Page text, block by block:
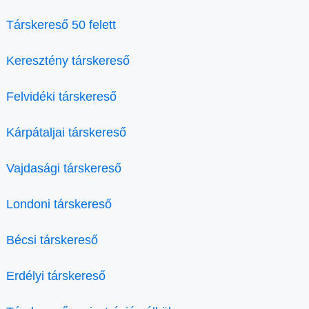
Társkereső 50 felett
Keresztény társkereső
Felvidéki társkereső
Kárpátaljai társkereső
Vajdasági társkereső
Londoni társkereső
Bécsi társkereső
Erdélyi társkereső